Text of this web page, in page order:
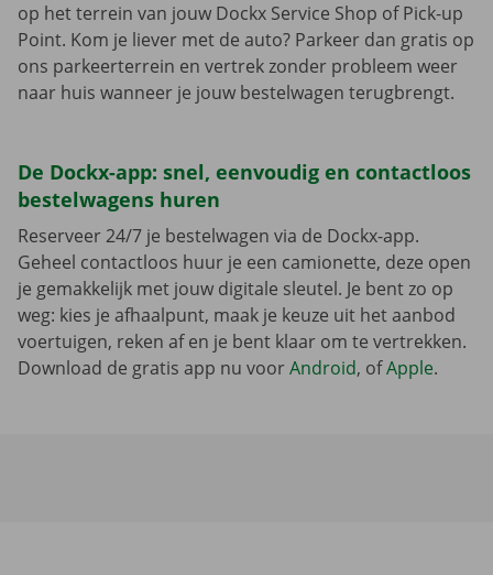
op het terrein van jouw Dockx Service Shop of Pick-up
Point. Kom je liever met de auto? Parkeer dan gratis op
ons parkeerterrein en vertrek zonder probleem weer
naar huis wanneer je jouw bestelwagen terugbrengt.
De Dockx-app: snel, eenvoudig en contactloos
bestelwagens huren
Reserveer 24/7 je bestelwagen via de Dockx-app.
Geheel contactloos huur je een camionette, deze open
je gemakkelijk met jouw digitale sleutel. Je bent zo op
weg: kies je afhaalpunt, maak je keuze uit het aanbod
voertuigen, reken af en je bent klaar om te vertrekken.
Download de gratis app nu voorAndroid, ofApple.